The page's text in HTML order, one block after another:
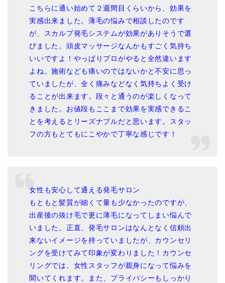
こちらに通い始めて２週間目くらいから、効果を
実感出来ました。薄毛の悩みで相談したのです
が、スカルプ発毛システムが効果がありそうで選
びました。頭皮マッサージなんかもすごく気持ち
いいですよ！やっぱりプロがやると全然違います
よね。施術なども痛いのではないかと不安に思っ
ていましたが、全く痛みなどなく気持ちよく受け
ることが出来ます。段々と通うのが楽しくなって
きました。お値段もここまで効果を実感できるこ
とを考えるとリーズナブルだと思います。スタッ
フの方もとてもにこやかで丁寧な感じです！
女性も安心して通える発毛サロン
もともと髪質が細くて量も少なかったのですが、
出産後の抜け毛で更に薄毛になってしまい悩んで
いました。正直、発毛サロンはなんとなく信頼出
来ないイメージを持っていましたが、カウンセリ
ングを受けてみて印象が変わりました！カウンセ
リングでは、女性スタッフが親身になって悩みを
聞いてくれます。また、プライバシーもしっかり